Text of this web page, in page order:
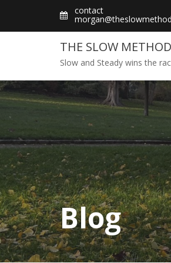
content
contact
THE SLOW METHOD
Slow and Steady wins the
Blog